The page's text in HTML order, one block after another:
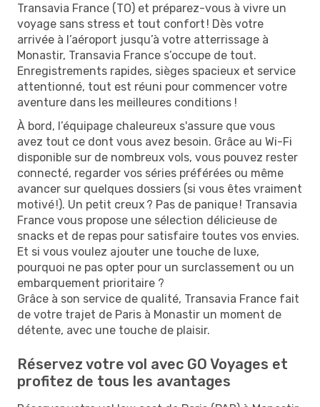
Transavia France (TO) et préparez-vous à vivre un
voyage sans stress et tout confort ! Dès votre
arrivée à l’aéroport jusqu’à votre atterrissage à
Monastir, Transavia France s’occupe de tout.
Enregistrements rapides, sièges spacieux et service
attentionné, tout est réuni pour commencer votre
aventure dans les meilleures conditions !
À bord, l’équipage chaleureux s'assure que vous
avez tout ce dont vous avez besoin. Grâce au Wi-Fi
disponible sur de nombreux vols, vous pouvez rester
connecté, regarder vos séries préférées ou même
avancer sur quelques dossiers (si vous êtes vraiment
motivé !). Un petit creux ? Pas de panique ! Transavia
France vous propose une sélection délicieuse de
snacks et de repas pour satisfaire toutes vos envies.
Et si vous voulez ajouter une touche de luxe,
pourquoi ne pas opter pour un surclassement ou un
embarquement prioritaire ?
Grâce à son service de qualité, Transavia France fait
de votre trajet de Paris à Monastir un moment de
détente, avec une touche de plaisir.
Réservez votre vol avec GO Voyages et
profitez de tous les avantages